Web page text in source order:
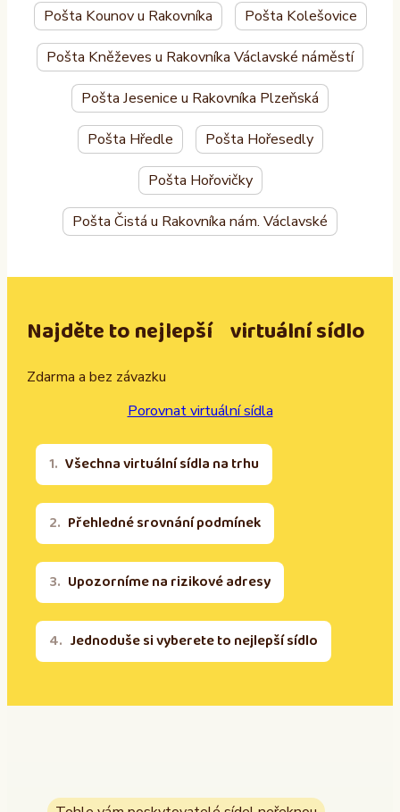
Pošta Kounov u Rakovníka Pošta Kolešovice
Pošta Kněževes u Rakovníka Václavské náměstí
Pošta Jesenice u Rakovníka Plzeňská
Pošta Hředle Pošta Hořesedly
Pošta Hořovičky
Pošta Čistá u Rakovníka nám. Václavské
Najděte to nejlepší virtuální sídlo
Zdarma a bez závazku
Porovnat virtuální sídla
Všechna virtuální sídla na trhu
Přehledné srovnání podmínek
Upozorníme na rizikové adresy
Jednoduše si vyberete to nejlepší sídlo